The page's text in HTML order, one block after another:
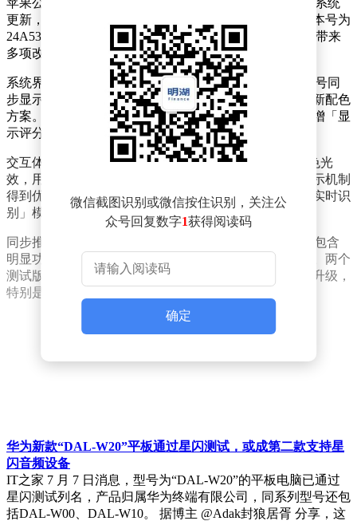
更新，距离上一版本发布间隔两周时间。此次更新的版本号为
24A5380h，在系统界面、交互功能及无障碍服务等方面带来
多项改进。
系统界面方面，状态栏运营商名称区域新增WiFi与5G信号同
步显示功能，锁屏界面的手电筒和相机快捷按钮采用全新配色
方案。提醒事项应用图标经过重新设计，相机设置中新增「显
示评分控制」开关选项，需配合Siri AI功能使用。
交互体验升级体现在多个维度：Siri AI动画引入动态彩色光
效，用户可自定义语音节奏与表现力参数；系统索引提示机制
得到优化，搜索响应速度显著提升。无障碍服务新增「实时识
别」模块，为视障用户提供更精准的场景感知支持。
同步推送的iOS 26.6 beta4测试版（版本号23G5057c）未包含
明显功能更新，推测以修复系统漏洞和优化稳定性为主。两个
测试版本均存在潜在兼容性问题，建议非开发用户谨慎升级，
特别是运行较旧硬件的设备。
微信截图识别或微信按住识别，关注公
众号回复数字1获得阅读码
确定
华为新款“DAL-W20”平板通过星闪测试，或成第二款支持星
闪音频设备
IT之家 7 月 7 日消息，型号为“DAL-W20”的平板电脑已通过
星闪测试列名，产品归属华为终端有限公司，同系列型号还包
括DAL-W00、DAL-W10。 据博主 @Adak封狼居胥 分享，这